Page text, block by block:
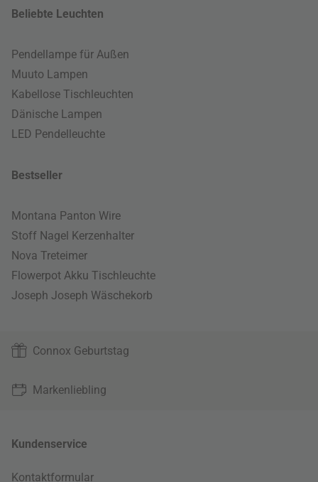
Beliebte Leuchten
Pendellampe für Außen
Muuto Lampen
Kabellose Tischleuchten
Dänische Lampen
LED Pendelleuchte
Bestseller
Montana Panton Wire
Stoff Nagel Kerzenhalter
Nova Treteimer
Flowerpot Akku Tischleuchte
Joseph Joseph Wäschekorb
Connox Geburtstag
Markenliebling
Kundenservice
Kontaktformular